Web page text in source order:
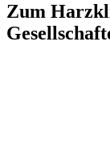
Zum